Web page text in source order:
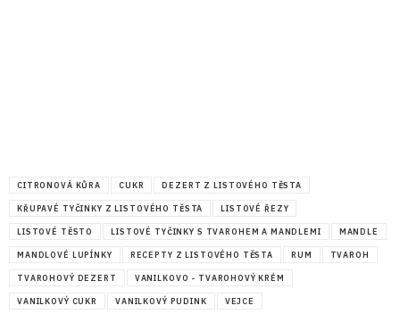
CITRONOVÁ KŮRA CUKR DEZERT Z LISTOVÉHO TĚSTA
KŘUPAVÉ TYČINKY Z LISTOVÉHO TĚSTA LISTOVÉ ŘEZY
LISTOVÉ TĚSTO LISTOVÉ TYČINKY S TVAROHEM A MANDLEMI MANDLE
MANDLOVÉ LUPÍNKY RECEPTY Z LISTOVÉHO TĚSTA RUM TVAROH
TVAROHOVÝ DEZERT VANILKOVO - TVAROHOVÝ KRÉM
VANILKOVÝ CUKR VANILKOVÝ PUDINK VEJCE